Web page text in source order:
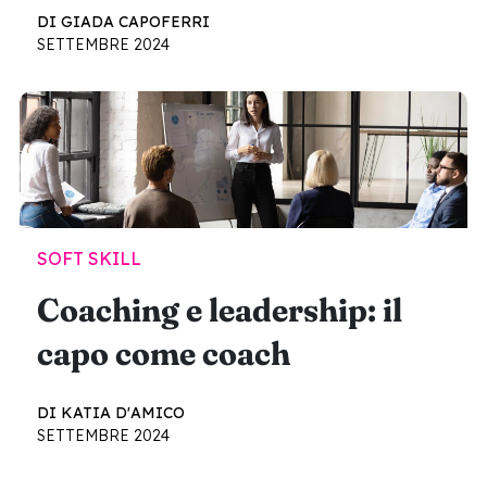
DI GIADA CAPOFERRI
SETTEMBRE 2024
SOFT SKILL
Coaching e leadership: il
capo come coach
DI KATIA D'AMICO
SETTEMBRE 2024